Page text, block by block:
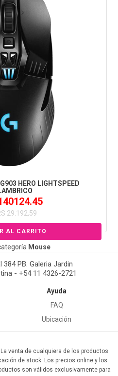
HERO LIGHTSPEED
29.192,59
Mouse
384 PB. Galeria Jardin
- +54 11 4326-2721
Ayuda
FAQ
Ubicación
venta de cualquiera de los productos
de stock. Los precios online y los
son válidos exclusivamente para